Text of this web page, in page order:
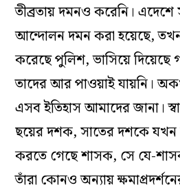
তীব্রতায় দমনও করেনি।
আন্দোলন দমন করা হয়েছে, তখন
করেছে পুলিশ, ভাসিয়ে দিয়েছে
তাদের আর পাওয়াই যায়নি।
এসব ইতিহাস আমাদের জানা।
ছয়ের দশক, সাতের দশকে যখন
করতে গেছে শাসক, সে যে-
তাঁরা কোনও অন্যায়